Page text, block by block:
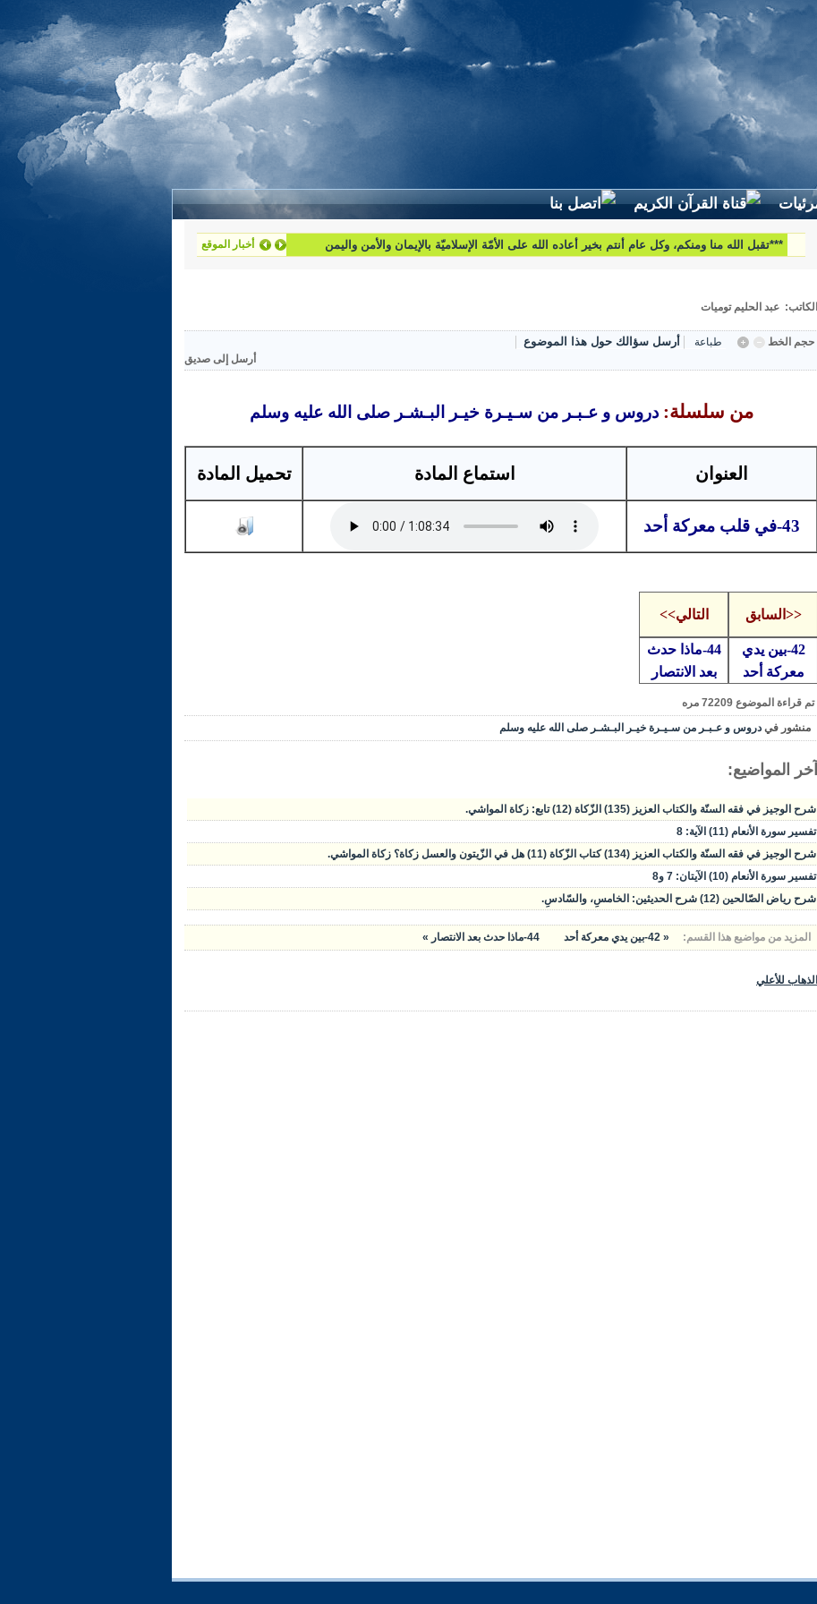
أخبار الموقع
***تقبل الله منا ومنكم، وكل عام أنتم بخير أعاده الله على الأمّة الإسلاميّة بالإيمان والأمن واليمن
الكاتب: عبد الحليم توميات
حجم الخط طباعة أرسل سؤالك حول هذا الموضوع
أرسل إلى صديق
من سلسلة:دروس و عـبـر من سـيـرة خيـر البـشـر صلى الله عليه وسلم
العنوان استماع المادة تحميل المادة
43-في قلب معركة أحد
<<السابق التالي>>
42-بين يدي
معركة أحد
44-ماذا حدث
بعد الانتصار
تم قراءة الموضوع 72209 مره
منشور في دروس و عـبـر من سـيـرة خيـر البـشـر صلى الله عليه وسلم
آخر المواضيع:
شرح الوجيز في فقه السنّة والكتاب العزيز (135) الزّكاة (12) تابع: زكاة المواشي.
تفسير سورة الأنعام (11) الآية: 8
شرح الوجيز في فقه السنّة والكتاب العزيز (134) كتاب الزّكاة (11) هل في الزّيتون والعسل زكاة؟ زكاة المواشي.
تفسير سورة الأنعام (10) الآيتان: 7 و8
شرح رياض الصّالحين (12) شرح الحديثين: الخامسِ، والسّادسِ.
المزيد من مواضيع هذا القسم: « 42-بين يدي معركة أحد 44-ماذا حدث بعد الانتصار »
الذهاب للأعلي